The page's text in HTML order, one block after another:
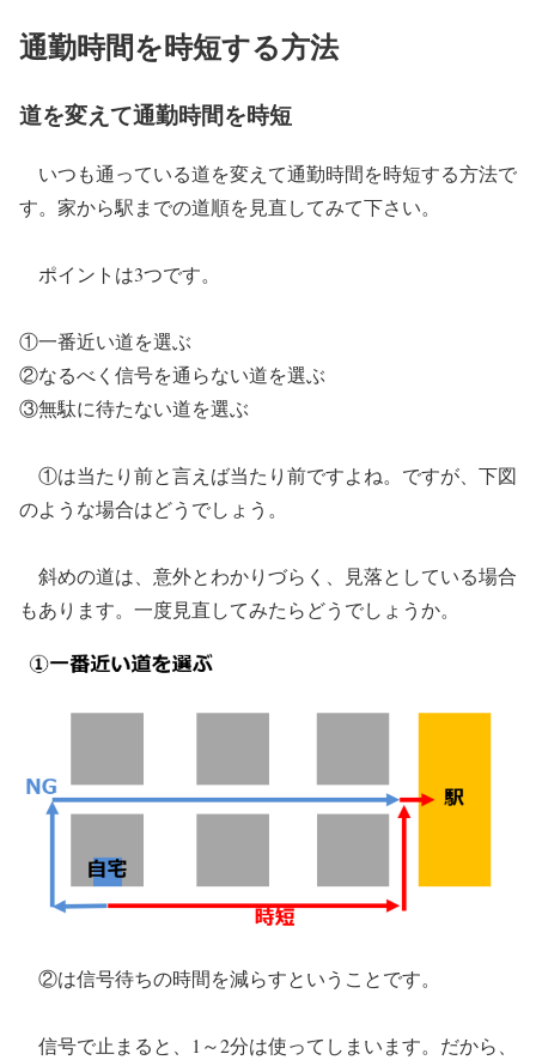
通勤時間を時短する方法
道を変えて通勤時間を時短
いつも通っている道を変えて通勤時間を時短する方法で
す。家から駅までの道順を見直してみて下さい。
ポイントは3つです。
①一番近い道を選ぶ
②なるべく信号を通らない道を選ぶ
③無駄に待たない道を選ぶ
①は当たり前と言えば当たり前ですよね。ですが、下図
のような場合はどうでしょう。
斜めの道は、意外とわかりづらく、見落としている場合
もあります。一度見直してみたらどうでしょうか。
②は信号待ちの時間を減らすということです。
信号で止まると、1～2分は使ってしまいます。だから、